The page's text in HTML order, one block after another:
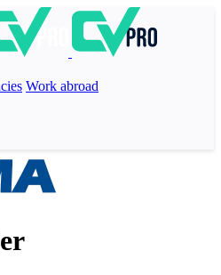
Work abroad